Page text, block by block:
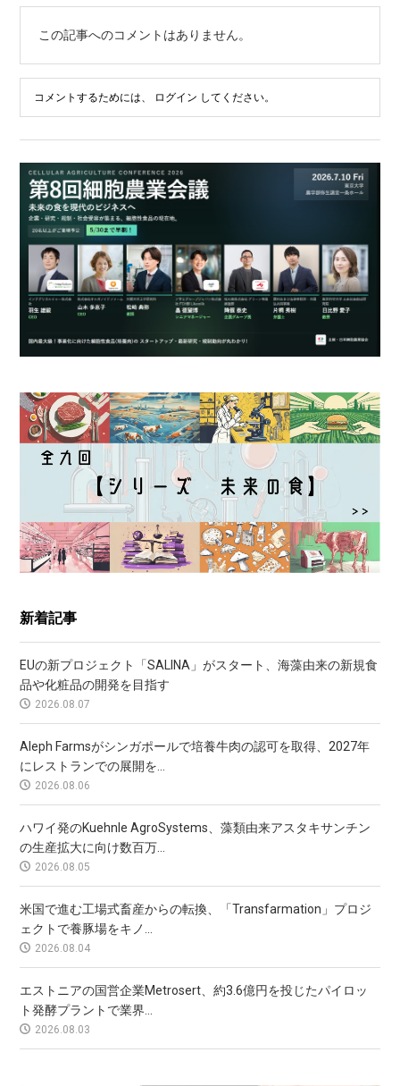
この記事へのコメントはありません。
コメントするためには、 ログイン してください。
新着記事
EUの新プロジェクト「SALINA」がスタート、海藻由来の新規食
品や化粧品の開発を目指す
2026.08.07
Aleph Farmsがシンガポールで培養牛肉の認可を取得、2027年
にレストランでの展開を...
2026.08.06
ハワイ発のKuehnle AgroSystems、藻類由来アスタキサンチン
の生産拡大に向け数百万...
2026.08.05
米国で進む工場式畜産からの転換、「Transfarmation」プロジ
ェクトで養豚場をキノ...
2026.08.04
エストニアの国営企業Metrosert、約3.6億円を投じたパイロッ
ト発酵プラントで業界...
2026.08.03